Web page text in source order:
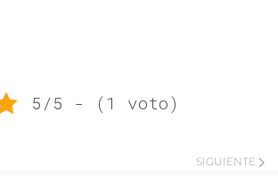
5/5 - (1 voto)
SIGUIENTE